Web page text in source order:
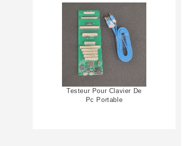
Testeur Pour Clavier De
Pc Portable